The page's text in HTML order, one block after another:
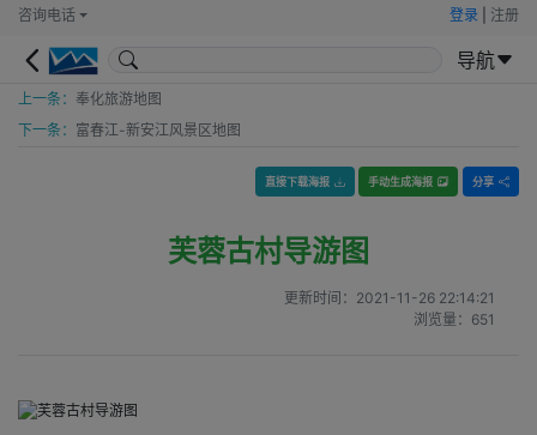
咨询电话 登录 注册
导航
上一条： 奉化旅游地图
下一条： 富春江-新安江风景区地图
直接下载海报 手动生成海报 分享
芙蓉古村导游图
更新时间： 2021-11-26 22:14:21
浏览量： 651